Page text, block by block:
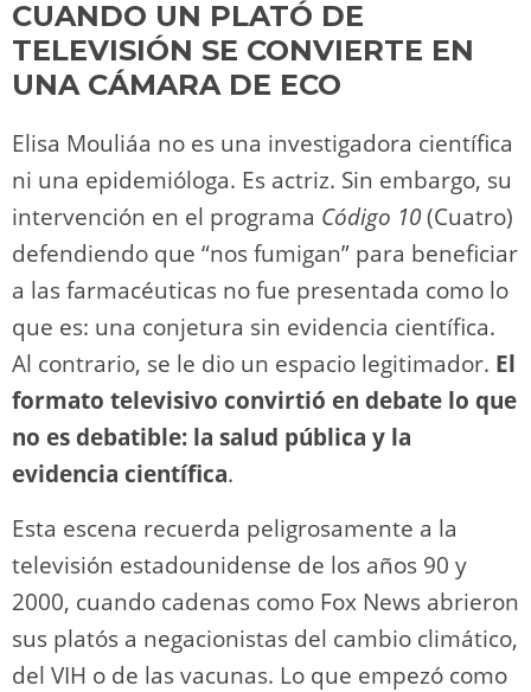
CUANDO UN PLATÓ DE
TELEVISIÓN SE CONVIERTE EN
UNA CÁMARA DE ECO
Elisa Mouliáa no es una investigadora científica
ni una epidemióloga. Es actriz. Sin embargo, su
intervención en el programa Código 10(Cuatro)
defendiendo que “nos fumigan” para beneficiar
a las farmacéuticas no fue presentada como lo
que es: una conjetura sin evidencia científica.
Al contrario, se le dio un espacio legitimador. El
formato televisivo convirtió en debate lo que
no es debatible: la salud pública y la
evidencia científica.
Esta escena recuerda peligrosamente a la
televisión estadounidense de los años 90 y
2000, cuando cadenas como Fox News abrieron
sus platós a negacionistas del cambio climático,
del VIH o de las vacunas. Lo que empezó como